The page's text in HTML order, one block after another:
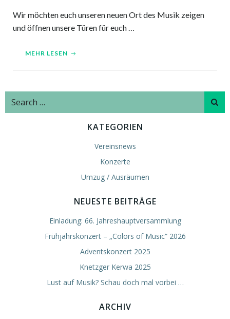
Wir möchten euch unseren neuen Ort des Musik zeigen
und öffnen unsere Türen für euch …
MEHR LESEN
Search
KATEGORIEN
Vereinsnews
Konzerte
Umzug / Ausräumen
NEUESTE BEITRÄGE
Einladung: 66. Jahreshauptversammlung
Frühjahrskonzert – „Colors of Music“ 2026
Adventskonzert 2025
Knetzger Kerwa 2025
Lust auf Musik? Schau doch mal vorbei …
ARCHIV